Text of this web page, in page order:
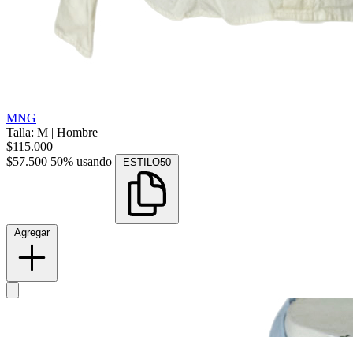
MNG
Talla: M | Hombre
$115.000
$57.500 50% usando ESTILO50
Agregar